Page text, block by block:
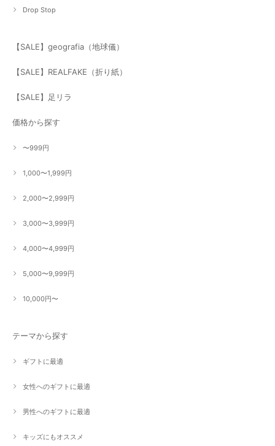
Drop Stop
【SALE】geografia（地球儀）
【SALE】REALFAKE（折り紙）
【SALE】足リラ
価格から探す
〜999円
1,000〜1,999円
2,000〜2,999円
3,000〜3,999円
4,000〜4,999円
5,000〜9,999円
10,000円〜
テーマから探す
ギフトに最適
女性へのギフトに最適
男性へのギフトに最適
キッズにもオススメ